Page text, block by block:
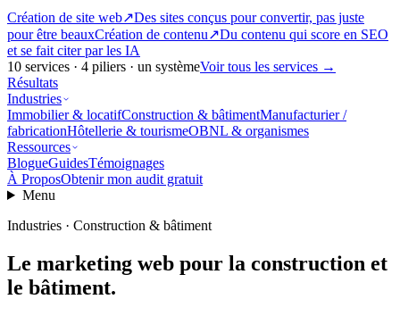
Création de site web↗Des sites conçus pour convertir, pas juste
pour être beauxCréation de contenu↗Du contenu qui score en SEO
et se fait citer par les IA
10 services · 4 piliers · un systèmeVoir tous les services →
Résultats
Industries
Immobilier & locatifConstruction & bâtimentManufacturier /
fabricationHôtellerie & tourismeOBNL & organismes
Ressources
BlogueGuidesTémoignages
À ProposObtenir mon audit gratuit
Menu
Industries · Construction & bâtiment
Le marketing web pour la construction et
le bâtiment.